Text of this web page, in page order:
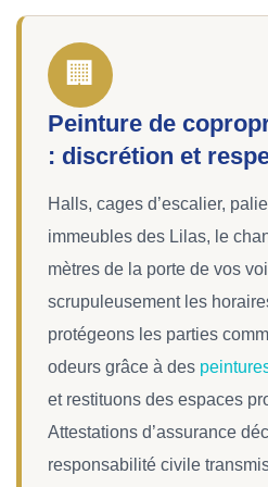
🏢
Peinture de
: discrétion et
Halls, cages d’escalier,
immeubles des Lilas, le
mètres de la porte de vos
scrupuleusement les
protégeons les parties
odeurs grâce à des
et restituons des espaces
Attestations d’assurance
responsabilité civile